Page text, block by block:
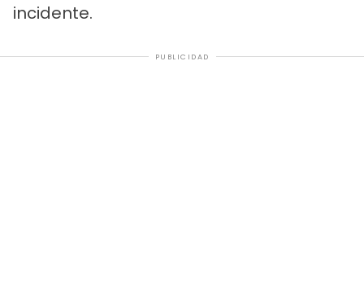
incidente.
PUBLICIDAD